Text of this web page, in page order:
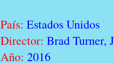
País: Estados Unidos
Director: Brad Turner,
Año: 2016